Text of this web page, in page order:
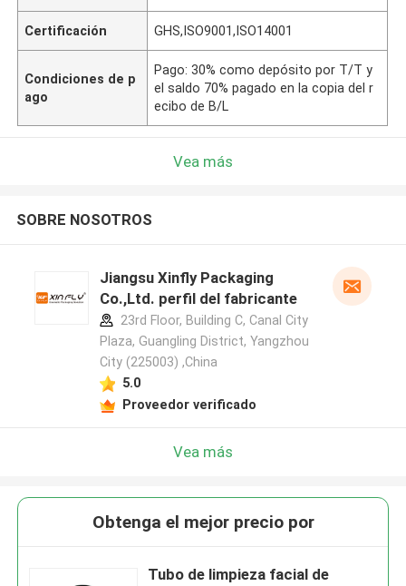
Certificación GHS,ISO9001,ISO14001
Condiciones de p
ago
Pago: 30% como depósito por T/T y
el saldo 70% pagado en la copia del r
ecibo de B/L
Vea más
SOBRE NOSOTROS
Jiangsu Xinfly Packaging
Co.,Ltd. perfil del fabricante
23rd Floor, Building C, Canal City
Plaza, Guangling District, Yangzhou
City (225003) ,China
5.0
Proveedor verificado
Vea más
Obtenga el mejor precio por
Tubo de limpieza facial de